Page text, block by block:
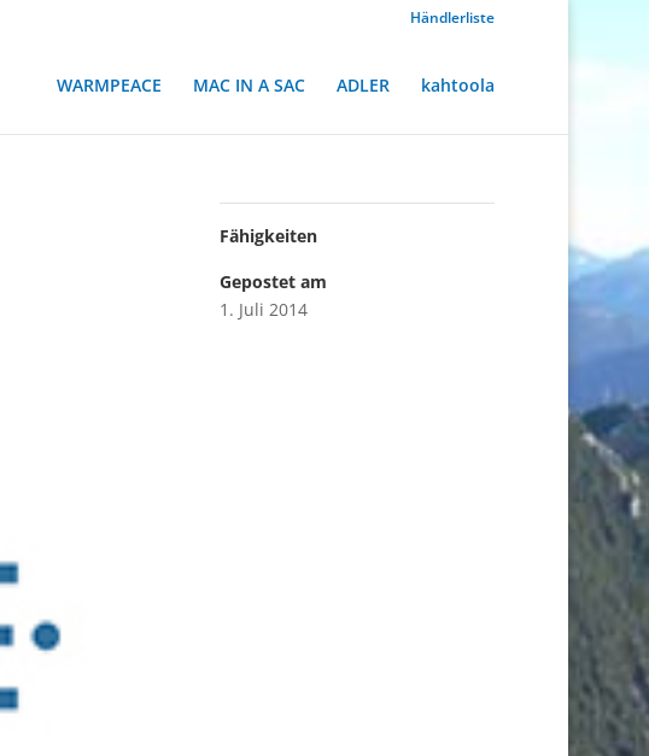
Händlerliste
WARMPEACE MAC IN A SAC ADLER kahtoola
Fähigkeiten
Gepostet am
1. Juli 2014